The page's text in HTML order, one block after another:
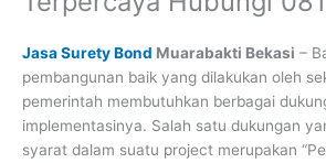
Jasa Surety Bond Muarabakti Bekasi –
pembangunan baik yang dilakukan oleh
pemerintah membutuhkan berbagai
implementasinya. Salah satu dukungan
syarat dalam suatu project merupakan